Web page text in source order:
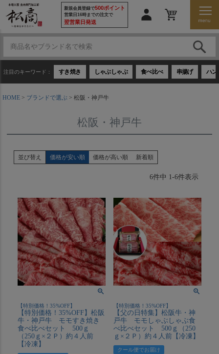
新規会員登録で500ポイント
営業日16時までの注文で
翌営業日発送
注目のキーワード： すき焼き しゃぶしゃぶ 食べ比べ 串揚げ ハン
HOME ブランドで選ぶ 松阪・神戸牛
松阪・神戸牛
並び替え 価格が安い順 価格が高い順 新着順
6件中 1-6件表示
【特別価格！35%OFF】
【特別価格！35%OFF】松阪
牛・神戸牛 モモすき焼き
食べ比べセット 500ｇ
（250ｇ×２Ｐ）約４人前
【冷凍】
【特別価格！35%OFF】
【父の日特集】松阪牛・神
戸牛 モモしゃぶしゃぶ食
べ比べセット 500ｇ（250
ｇ×２Ｐ）約４人前【冷凍】
クール便でお届け